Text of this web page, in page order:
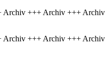
+++ Archiv +++ Archiv
+++ Archiv +++ Archiv